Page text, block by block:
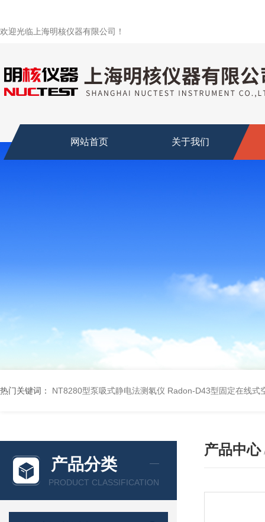
欢迎光临上海明核仪器有限公司！
网站首页 关于我们
热门关键词： NT8280型泵吸式静电法测氡仪 Radon-D43型固定在线式
产品分类
PRODUCT CLASSIFICATION
产品中心